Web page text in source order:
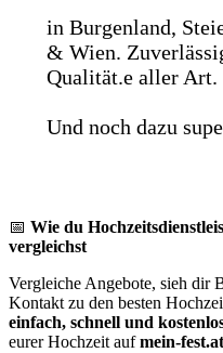
in Burgenland,
& Wien.
Qualität.e aller Art.
Und noch dazu
📅 Wie du
vergleichst
Vergleiche Angebote, sieh dir
Kontakt zu den besten
einfach, schnell und
eurer Hochzeit aufmein-fest.at